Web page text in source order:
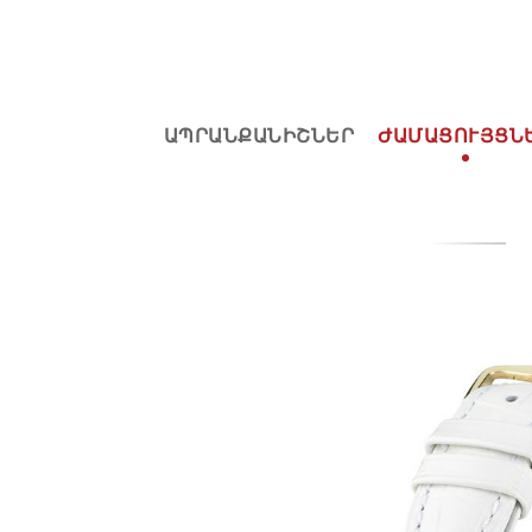
ԱՊՐԱՆՔԱՆԻՇՆԵՐ